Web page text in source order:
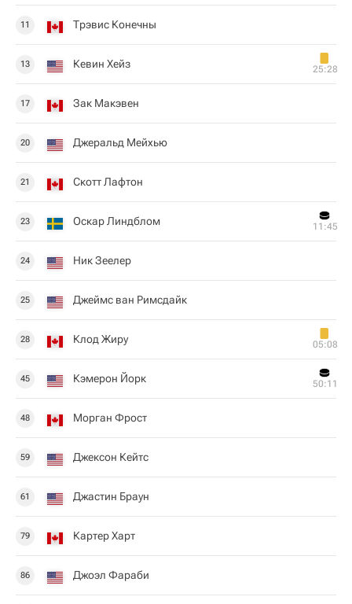
11 Трэвис Конечны
13 Кевин Хейз 25:28
17 Зак Макэвен
20 Джеральд Мейхью
21 Скотт Лафтон
23 Оскар Линдблом 11:45
24 Ник Зеелер
25 Джеймс ван Римсдайк
28 Клод Жиру 05:08
45 Кэмерон Йорк 50:11
48 Морган Фрост
59 Джексон Кейтс
61 Джастин Браун
79 Картер Харт
86 Джоэл Фараби